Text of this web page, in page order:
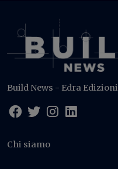
Build News - Edra Edizioni
Chi siamo